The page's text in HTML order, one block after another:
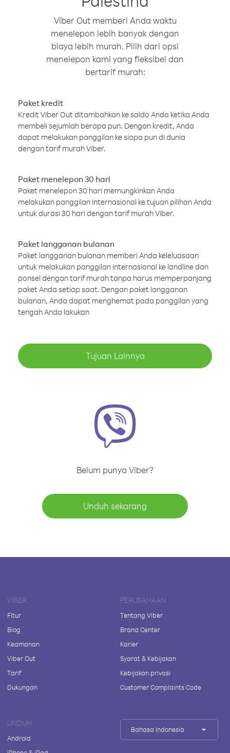
Viber Out memberi Anda waktu
menelepon lebih banyak dengan
biaya lebih murah. Pilih dari opsi
menelepon kami yang fleksibel dan
bertarif murah:
Paket kredit
Kredit Viber Out ditambahkan ke saldo Anda ketika Anda
membeli sejumlah berapa pun. Dengan kredit, Anda
dapat melakukan panggilan ke siapa pun di dunia
dengan tarif murah Viber.
Paket menelepon 30 hari
Paket menelepon 30 hari memungkinkan Anda
melakukan panggilan internasional ke tujuan pilihan Anda
untuk durasi 30 hari dengan tarif murah Viber.
Paket langganan bulanan
Paket langganan bulanan memberi Anda keleluasaan
untuk melakukan panggilan internasional ke landline dan
ponsel dengan tarif murah tanpa harus memperpanjang
paket Anda setiap saat. Dengan paket langganan
bulanan, Anda dapat menghemat pada panggilan yang
tengah Anda lakukan
Tujuan Lainnya
Belum punya Viber?
Unduh sekarang
VIBER
Fitur
Blog
Keamanan
Viber Out
Tarif
Dukungan
PERUSAHAAN
Tentang Viber
Brand Center
Karier
Syarat & Kebijakan
Kebijakan privasi
Customer Complaints Code
UNDUH
Android
Bahasa Indonesia